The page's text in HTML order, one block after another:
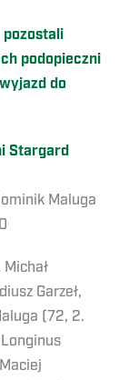
pozostali
podopieczni
do
Stargard
Maluga
Garzeł,
(72, 2.